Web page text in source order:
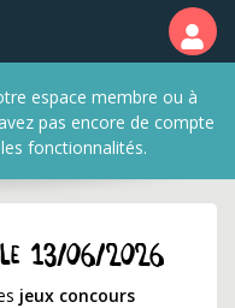
qui se
espace membre ou à
pas encore de compte
fonctionnalités.
13/06/2026
jeux concours